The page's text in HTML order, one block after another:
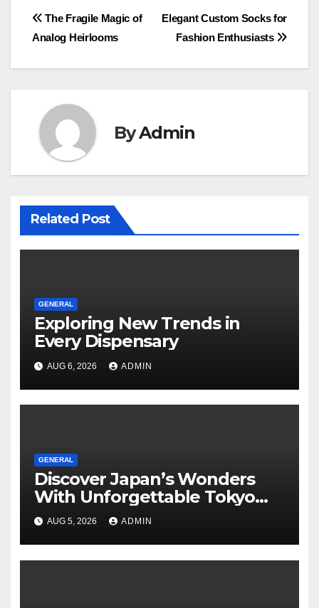
Post
navigation
Elegant Custom Socks for
Fashion Enthusiasts
The Fragile Magic of
Analog Heirlooms
ByAdmin
Related Post
GENERAL
Exploring New Trends in
Every Dispensary
AUG 6, 2026 ADMIN
GENERAL
Discover Japan’s Wonders
With Unforgettable Tokyo
Tours For Every Traveler
AUG 5, 2026 ADMIN